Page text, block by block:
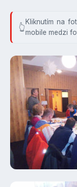
Kliknutím na
mobile medzi